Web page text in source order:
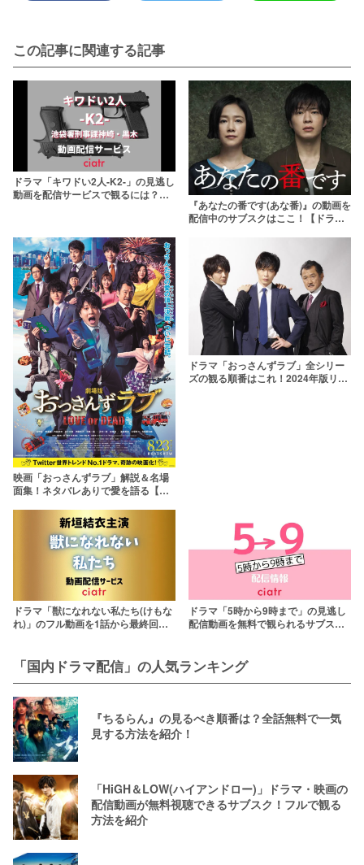
この記事に関連する記事
ドラマ「キワドい2人-K2-」の見逃し
動画を配信サービスで観るには？
『あなたの番です(あな番)』の動画を
配信中のサブスクはここ！【ドラ
映画「おっさんずラブ」解説＆名場
面集！ネタバレありで愛を語る【キ
ドラマ「おっさんずラブ」全シリー
ズの観る順番はこれ！2024年版リタ
ドラマ「獣になれない私たち(けもな
れ)」のフル動画を1話から最終回ま
ドラマ「5時から9時まで」の見逃し
配信動画を無料で観られるサブスク
「国内ドラマ配信」の人気ランキング
『ちるらん』の見るべき順番は？全話無料で一気
見する方法を紹介！
「HiGH＆LOW(ハイアンドロー)」ドラマ・映画の
配信動画が無料視聴できるサブスク！フルで観る
方法を紹介